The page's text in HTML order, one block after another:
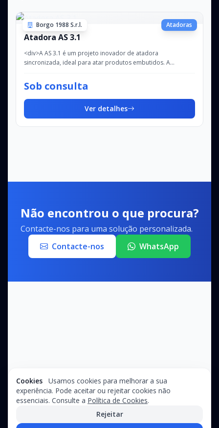
Cookies
Usamos cookies para melhorar a sua
experiência. Pode aceitar ou rejeitar cookies não
essenciais. Consulte a Política de Cookies.
Rejeitar
Borgo 1988 S.r.l. Atadoras
Atadora AS 3.1
<div>A AS 3.1 é um projeto inovador de atadora
sincronizada, ideal para atar produtos embutidos. A
Sob consulta
Ver detalhes
Não encontrou o que procura?
Contacte-nos para uma solução personalizada.
Contacte-nos
WhatsApp